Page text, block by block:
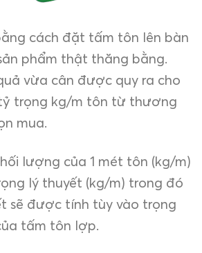
cách đặt tấm tôn lên bàn
phẩm thật thăng bằng.
vừa cân được quy ra cho
tỷ trọng kg/m tôn từ thương
mua.
lượng của 1 mét tôn (kg/m)
lý thuyết (kg/m) trong đó
sẽ được tính tùy vào trọng
tấm tôn lợp.